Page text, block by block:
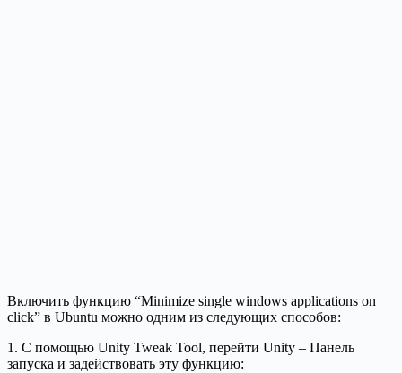
Включить функцию “Minimize single windows applications on
click” в Ubuntu можно одним из следующих способов:
1. C помощью Unity Tweak Tool, перейти Unity – Панель
запуска и задействовать эту функцию: